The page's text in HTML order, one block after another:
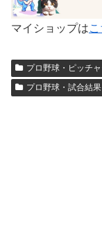
マイショップは
プロ野球・ピッチ
プロ野球・試合結果